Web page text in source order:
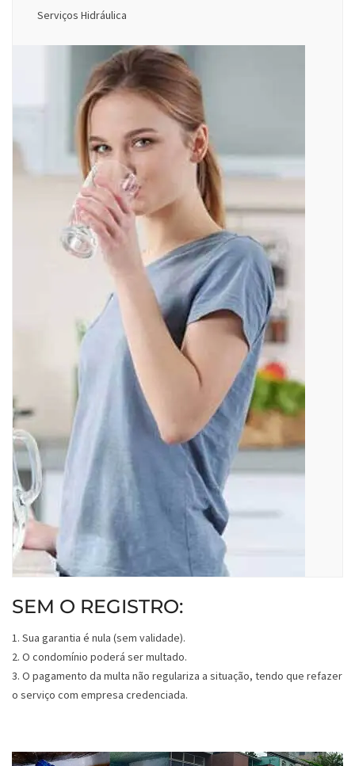
Serviços Hidráulica
SEM O REGISTRO:
1. Sua garantia é nula (sem validade).
2. O condomínio poderá ser multado.
3. O pagamento da multa não regulariza a situação, tendo que refazer
o serviço com empresa credenciada.